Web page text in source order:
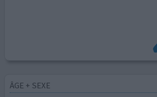
ÂGE + SEXE